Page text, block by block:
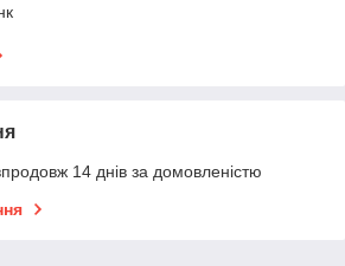
14 днів за домовленістю